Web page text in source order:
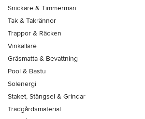
Snickare & Timmermän
Tak & Takrännor
Trappor & Räcken
Vinkällare
Gräsmatta & Bevattning
Pool & Bastu
Solenergi
Staket, Stängsel & Grindar
Trädgårdsmaterial